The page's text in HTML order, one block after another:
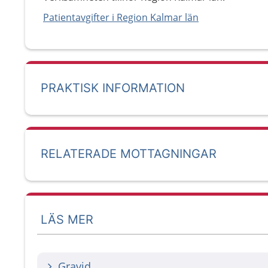
Patientavgifter i Region Kalmar län
PRAKTISK INFORMATION
RELATERADE MOTTAGNINGAR
LÄS MER